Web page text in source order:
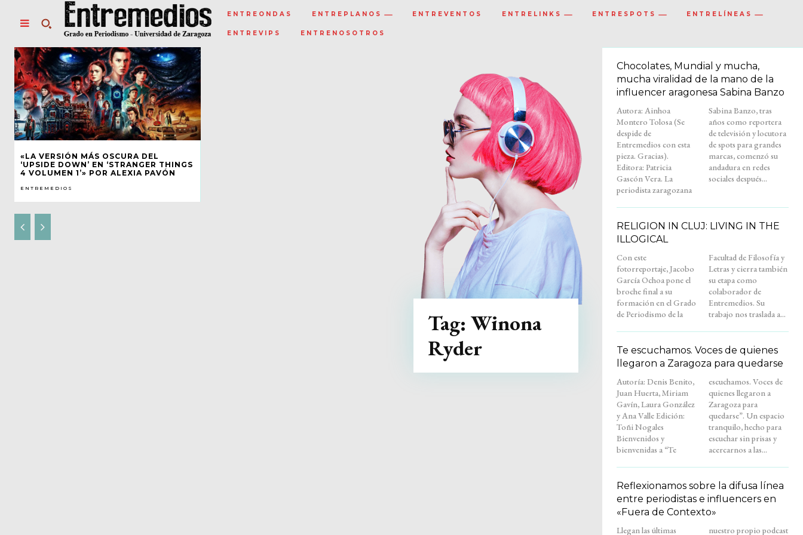
ENTREONDAS ENTREPLANOS ENTREVENTOS ENTRELINKS ENTRESPOTS ENTRELÍNEAS
ENTREVIPS ENTRENOSOTROS
«LA VERSIÓN MÁS OSCURA DEL
‘UPSIDE DOWN’ EN ‘STRANGER THINGS
4 VOLUMEN 1’» POR ALEXIA PAVÓN
ENTREMEDIOS
Tag: Winona
Ryder
Chocolates, Mundial y mucha,
mucha viralidad de la mano de la
influencer aragonesa Sabina Banzo
Autora: Ainhoa
Montero Tolosa (Se
despide de
Entremedios con esta
pieza. Gracias).
Editora: Patricia
Gascón Vera. La
periodista zaragozana
Sabina Banzo, tras
años como reportera
de televisión y locutora
de spots para grandes
marcas, comenzó su
andadura en redes
sociales después...
RELIGION IN CLUJ: LIVING IN THE
ILLOGICAL
Con este
fotorreportaje, Jacobo
García Ochoa pone el
broche final a su
formación en el Grado
de Periodismo de la
Facultad de Filosofía y
Letras y cierra también
su etapa como
colaborador de
Entremedios. Su
trabajo nos traslada a...
Te escuchamos. Voces de quienes
llegaron a Zaragoza para quedarse
Autoría: Denis Benito,
Juan Huerta, Miriam
Gavín, Laura González
y Ana Valle Edición:
Toñi Nogales
Bienvenidos y
bienvenidas a “Te
escuchamos. Voces de
quienes llegaron a
Zaragoza para
quedarse”. Un espacio
tranquilo, hecho para
escuchar sin prisas y
acercarnos a las...
Reflexionamos sobre la difusa línea
entre periodistas e influencers en
«Fuera de Contexto»
Llegan las últimas
nuestro propio podcast